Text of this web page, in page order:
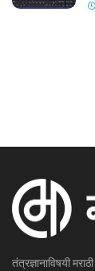
तंत्रज्ञानाविषयी